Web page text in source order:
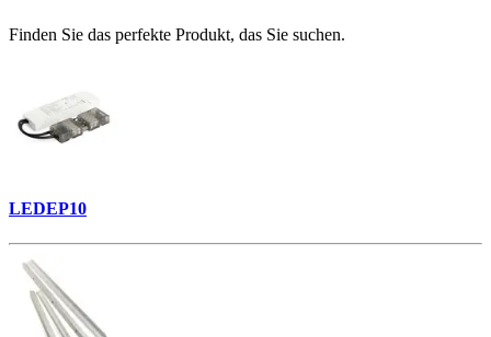
Finden Sie das perfekte Produkt, das Sie suchen.
LEDEP10